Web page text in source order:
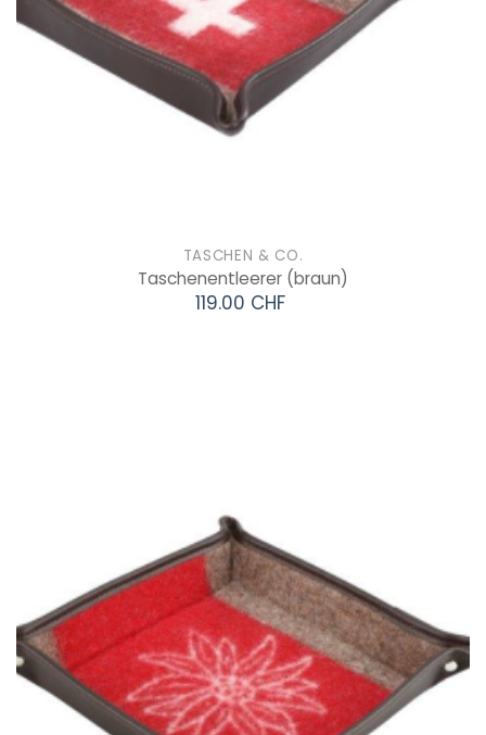
TASCHEN & CO.
Taschenentleerer (braun)
119.00 CHF